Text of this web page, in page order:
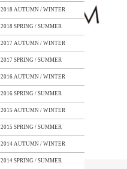
2018 AUTUMN / WINTER
2018 SPRING / SUMMER
2017 AUTUMN / WINTER
2017 SPRING / SUMMER
2016 AUTUMN / WINTER
2016 SPRING / SUMMER
2015 AUTUMN / WINTER
2015 SPRING / SUMMER
2014 AUTUMN / WINTER
2014 SPRING / SUMMER